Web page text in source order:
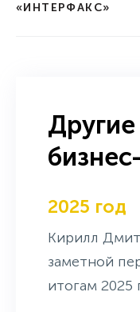
«ИНТЕРФАКС»
2025 год
Кирилл
заметной
итогам 2025